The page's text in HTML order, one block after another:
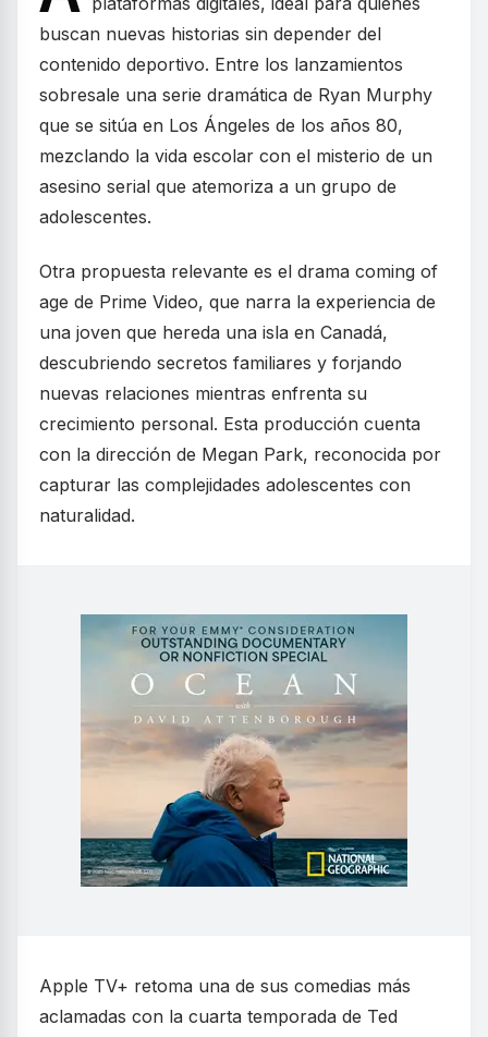
buscan nuevas historias sin depender del
contenido deportivo. Entre los lanzamientos
sobresale una serie dramática de Ryan Murphy
que se sitúa en Los Ángeles de los años 80,
mezclando la vida escolar con el misterio de un
asesino serial que atemoriza a un grupo de
adolescentes.
Otra propuesta relevante es el drama coming of
age de Prime Video, que narra la experiencia de
una joven que hereda una isla en Canadá,
descubriendo secretos familiares y forjando
nuevas relaciones mientras enfrenta su
crecimiento personal. Esta producción cuenta
con la dirección de Megan Park, reconocida por
capturar las complejidades adolescentes con
naturalidad.
Apple TV+ retoma una de sus comedias más
aclamadas con la cuarta temporada de Ted